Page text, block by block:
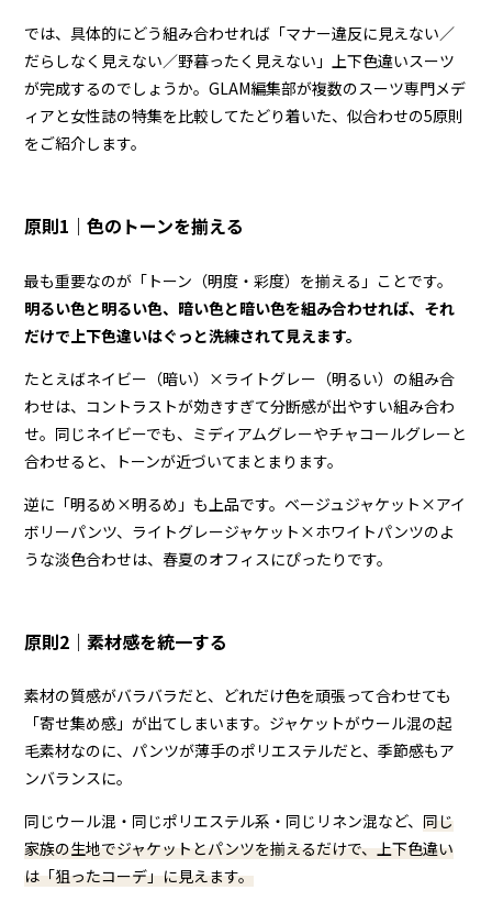
では、具体的にどう組み合わせれば「マナー違反に見えない／
だらしなく見えない／野暮ったく見えない」上下色違いスーツ
が完成するのでしょうか。GLAM編集部が複数のスーツ専門メデ
ィアと女性誌の特集を比較してたどり着いた、似合わせの5原則
をご紹介します。
原則1｜色のトーンを揃える
最も重要なのが「トーン（明度・彩度）を揃える」ことです。
明るい色と明るい色、暗い色と暗い色を組み合わせれば、それ
だけで上下色違いはぐっと洗練されて見えます。
たとえばネイビー（暗い）×ライトグレー（明るい）の組み合
わせは、コントラストが効きすぎて分断感が出やすい組み合わ
せ。同じネイビーでも、ミディアムグレーやチャコールグレーと
合わせると、トーンが近づいてまとまります。
逆に「明るめ×明るめ」も上品です。ベージュジャケット×アイ
ボリーパンツ、ライトグレージャケット×ホワイトパンツのよ
うな淡色合わせは、春夏のオフィスにぴったりです。
原則2｜素材感を統一する
素材の質感がバラバラだと、どれだけ色を頑張って合わせても
「寄せ集め感」が出てしまいます。ジャケットがウール混の起
毛素材なのに、パンツが薄手のポリエステルだと、季節感もア
ンバランスに。
同じウール混・同じポリエステル系・同じリネン混など、同じ
家族の生地でジャケットとパンツを揃えるだけで、上下色違い
は「狙ったコーデ」に見えます。